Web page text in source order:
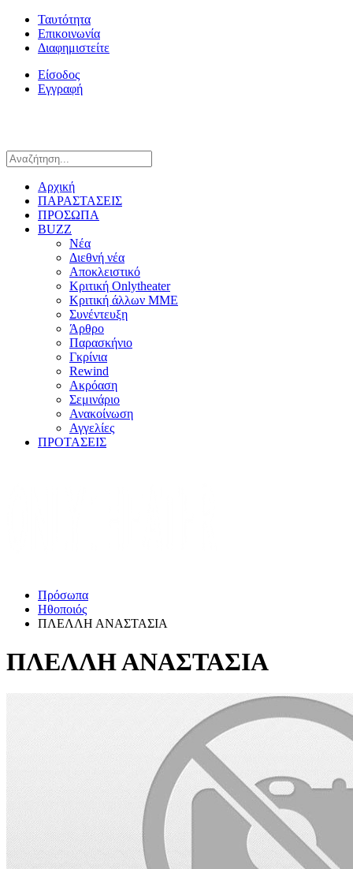
Ταυτότητα
Επικοινωνία
Διαφημιστείτε
Είσοδος
Εγγραφή
Αρχική
ΠΑΡΑΣΤΑΣΕΙΣ
ΠΡΟΣΩΠΑ
BUZZ
Νέα
Διεθνή νέα
Αποκλειστικό
Κριτική Onlytheater
Κριτική άλλων ΜΜΕ
Συνέντευξη
Άρθρο
Παρασκήνιο
Γκρίνια
Rewind
Ακρόαση
Σεμινάριο
Ανακοίνωση
Αγγελίες
ΠΡΟΤΑΣΕΙΣ
Πρόσωπα
Ηθοποιός
ΠΛΕΛΛΗ ΑΝΑΣΤΑΣΙΑ
ΠΛΕΛΛΗ ΑΝΑΣΤΑΣΙΑ